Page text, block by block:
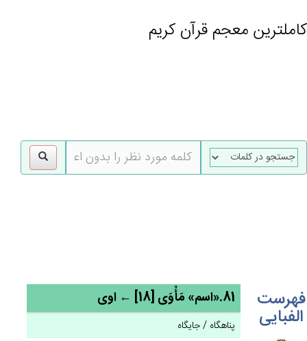
کاملترین معجم قرآن کریم
فهرست
الفبایی
81.«اسم» مَأْوَی [18] ← اوی
پناهگاه / جایگاه